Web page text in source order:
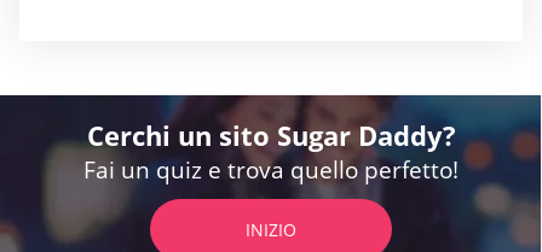
Cerchi un sito Sugar Daddy?
Fai un quiz e trova quello perfetto!
INIZIO